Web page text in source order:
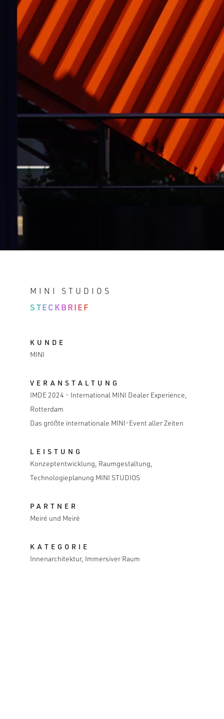
MINI STUDIOS
STECKBRIEF
KUNDE
MINI
VERANSTALTUNG
IMDE 2024 - International MINI Dealer Experience,
Rotterdam
Das größte internationale MINI-Event aller Zeiten
LEISTUNG
Konzeptentwicklung, Raumgestaltung,
Technologieplanung MINI STUDIOS
PARTNER
Meiré und Meiré
KATEGORIE
Innenarchitektur, Immersiver Raum